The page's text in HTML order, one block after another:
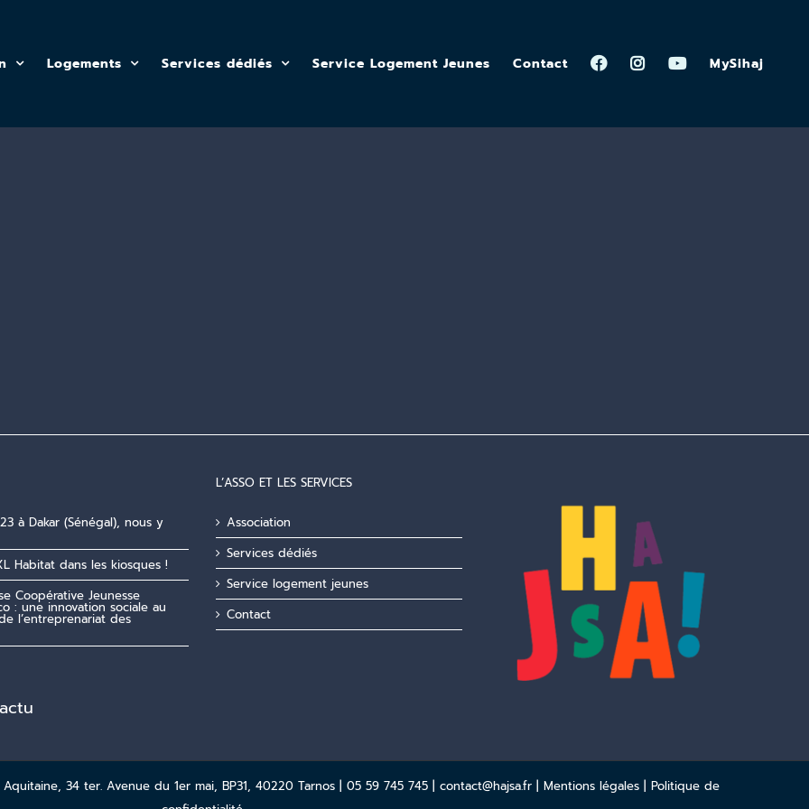
Logements Services dédiés Service Logement Jeunes Contact MySihaj
à Dakar (Sénégal), nous y
Habitat dans les kiosques !
Coopérative Jeunesse
: une innovation sociale au
l’entreprenariat des
L’ASSO ET LES SERVICES
Association
Services dédiés
Service logement jeunes
Contact
34 ter. Avenue du 1er mai, BP31, 40220 Tarnos | 05 59 745 745 | contact@hajsa.fr | Mentions légales | Politique de